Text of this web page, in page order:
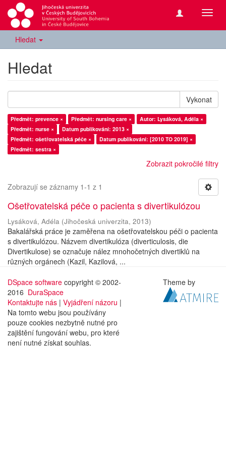
Hledat
Hledat
Vykonat
Předmět: prevence × Předmět: nursing care ×
Autor: Lysáková, Adéla ×
Předmět: nurse ×
Datum publikování: 2013 ×
Předmět: ošetřovatelská péče ×
Datum publikování: [2010 TO 2019] ×
Předmět: sestra ×
Zobrazit pokročilé filtry
Zobrazují se záznamy 1-1 z 1
Ošetřovatelská péče o pacienta s divertikulózou
Lysáková, Adéla (Jihočeská univerzita, 2013)
Bakalářská práce je zaměřena na ošetřovatelskou péči o pacienta
s divertikulózou. Názvem divertikulóza (diverticulosis, die
Divertikulose) se označuje nález mnohočetných divertiklů na
různých orgánech (Kazil, Kazilová, ...
DSpace software copyright © 2002-
2016 DuraSpace
Kontaktujte nás | Vyjádření názoru |
Na tomto webu jsou používány
pouze cookies nezbytně nutné pro
zajištění fungování webu, pro které
není nutné získat souhlas.
Theme by